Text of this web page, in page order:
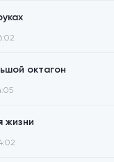
октагон
жизни